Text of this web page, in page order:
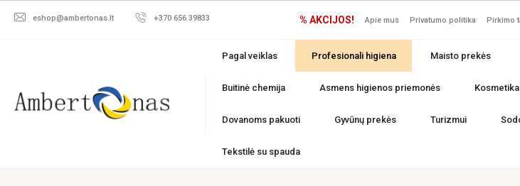
eshop@ambertonas.lt +370 656 39833 % AKCIJOS! Apie mus Privatumo politika Pirkimo
Pagal veiklas Profesionali higiena Maisto prekės
Buitinė chemija Asmens higienos priemonės
Dovanoms pakuoti Gyvūnų prekės Turizmui
Tekstilė su spauda